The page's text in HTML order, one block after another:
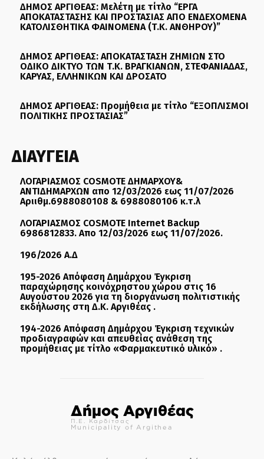
ΔΗΜΟΣ ΑΡΓΙΘΕΑΣ: Μελέτη με τίτλο “ΕΡΓΑ
ΑΠΟΚΑΤΑΣΤΑΣΗΣ ΚΑΙ ΠΡΟΣΤΑΣΙΑΣ ΑΠΟ ΕΝΔΕΧΟΜΕΝΑ
ΚΑΤΟΛΙΣΘΗΤΙΚΑ ΦΑΙΝΟΜΕΝΑ (Τ.Κ. ΑΝΘΗΡΟΥ)”
ΔΗΜΟΣ ΑΡΓΙΘΕΑΣ: ΑΠΟΚΑΤΑΣΤΑΣΗ ΖΗΜΙΩΝ ΣΤΟ
ΟΔΙΚΟ ΔΙΚΤΥΟ ΤΩΝ Τ.Κ. ΒΡΑΓΚΙΑΝΩΝ, ΣΤΕΦΑΝΙΑΔΑΣ,
ΚΑΡΥΑΣ, ΕΛΛΗΝΙΚΩΝ ΚΑΙ ΔΡΟΣΑΤΟ
ΔΗΜΟΣ ΑΡΓΙΘΕΑΣ: Προμήθεια με τίτλο “ΕΞΟΠΛΙΣΜΟΙ
ΠΟΛΙΤΙΚΗΣ ΠΡΟΣΤΑΣΙΑΣ”
ΔΙΑΥΓΕΙΑ
ΛΟΓΑΡΙΑΣΜΟΣ COSMOTE ΔΗΜΑΡΧΟΥ&
ΑΝΤΙΔΗΜΑΡΧΩΝ απο 12/03/2026 εως 11/07/2026
Αριιθμ.6988080108 & 6988080106 κ.τ.λ
ΛΟΓΑΡΙΑΣΜΟΣ COSMOTE Internet Backup
6986812833. Απο 12/03/2026 εως 11/07/2026.
196/2026 Α.Δ
195-2026 Απόφαση Δημάρχου Έγκριση
παραχώρησης κοινόχρηστου χώρου στις 16
Αυγούστου 2026 για τη διοργάνωση πολιτιστικής
εκδήλωσης στη Δ.Κ. Αργιθέας .
194-2026 Απόφαση Δημάρχου Έγκριση τεχνικών
προδιαγραφών και απευθείας ανάθεση της
προμήθειας με τίτλο «Φαρμακευτικό υλικό» .
Δήμος Αργιθέας
Π.Ε. Καρδίτσας
Municipality of Argithea